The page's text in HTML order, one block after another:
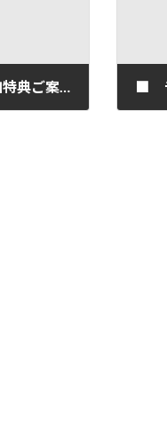
0510 湯守座50km＆35km走 参加特典ご案内